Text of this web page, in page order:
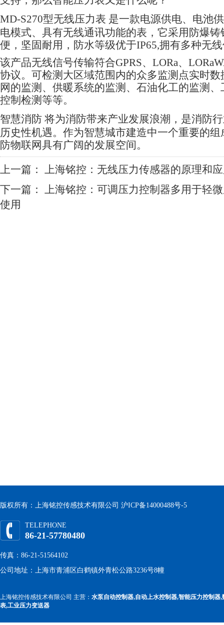
MD-S270型无线压力表 是一款电源供电、电池
电模式、具有无线通讯功能的表，它采用防爆
便，坚固耐用，防水等级优于IP65,拥有多种无
该产品无线信号传输符合GPRS、LORa、
协议。可检测大区域范围内的众多监测点实时
网的监测、供暖系统的监测、石油化工的监测
控制检测等等。
智慧消防 将为消防带来产业发展浪潮，是消防
历史性机遇。作为智慧城市建造中一个重要的
防物联网具有广阔的发展空间。
上一篇： 上海铭控：无线压力传感器的原理和
下一篇： 上海铭控：可调压力控制器多用于轻
使用
版权所有：上海铭控传感技术有限公司 沪ICP备14000488号-5
TELEPHONE
86-21-57780480
传真：86-21-51564102
公司地址：上海市青浦区白鹤镇外青松公路3236号8幢
上海铭控传感技术有限公司 主营： 水泵自动控制器,自动上水控制器,智能压力控制器,
表,工业压力变送器